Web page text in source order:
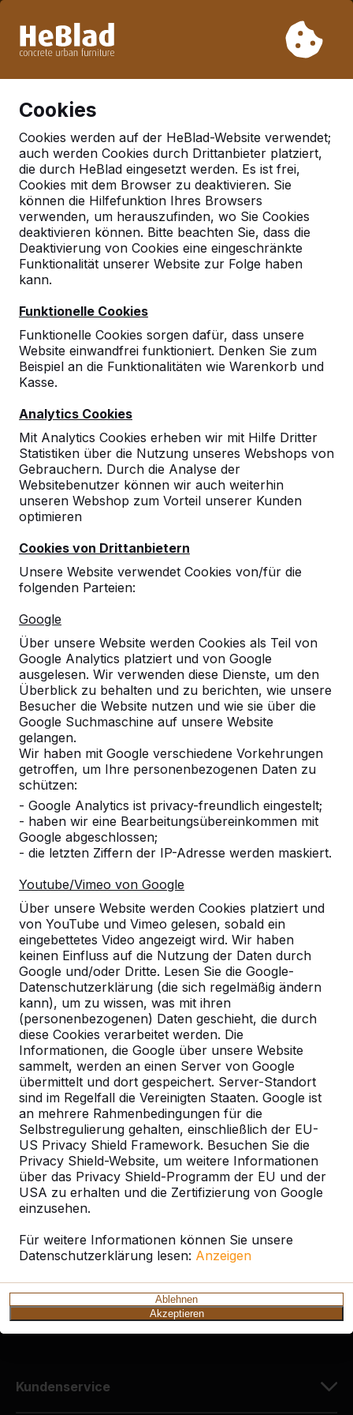
Woche 33 nicht. Bitte berücksichtigen Sie daher längere
Cookies
Cookies werden auf der HeBlad-Website verwendet;
auch werden Cookies durch Drittanbieter platziert,
die durch HeBlad eingesetzt werden. Es ist frei,
Cookies mit dem Browser zu deaktivieren. Sie
können die Hilfefunktion Ihres Browsers
verwenden, um herauszufinden, wo Sie Cookies
deaktivieren können. Bitte beachten Sie, dass die
Deaktivierung von Cookies eine eingeschränkte
Funktionalität unserer Website zur Folge haben
kann.
Funktionelle Cookies
Funktionelle Cookies sorgen dafür, dass unsere
Website einwandfrei funktioniert. Denken Sie zum
Beispiel an die Funktionalitäten wie Warenkorb und
Kasse.
Analytics Cookies
Mit Analytics Cookies erheben wir mit Hilfe Dritter
Statistiken über die Nutzung unseres Webshops von
Gebrauchern. Durch die Analyse der
Websitebenutzer können wir auch weiterhin
unseren Webshop zum Vorteil unserer Kunden
optimieren
Cookies von Drittanbietern
Unsere Website verwendet Cookies von/für die
folgenden Parteien:
Google
Über unsere Website werden Cookies als Teil von
Google Analytics platziert und von Google
ausgelesen. Wir verwenden diese Dienste, um den
Überblick zu behalten und zu berichten, wie unsere
Besucher die Website nutzen und wie sie über die
Google Suchmaschine auf unsere Website
gelangen.
Wir haben mit Google verschiedene Vorkehrungen
getroffen, um Ihre personenbezogenen Daten zu
schützen:
- Google Analytics ist privacy-freundlich eingestelt;
- haben wir eine Bearbeitungsübereinkommen mit
Google abgeschlossen;
- die letzten Ziffern der IP-Adresse werden maskiert.
Youtube/Vimeo von Google
Über unsere Website werden Cookies platziert und
von YouTube und Vimeo gelesen, sobald ein
eingebettetes Video angezeigt wird. Wir haben
keinen Einfluss auf die Nutzung der Daten durch
Google und/oder Dritte. Lesen Sie die Google-
Datenschutzerklärung (die sich regelmäßig ändern
kann), um zu wissen, was mit ihren
(personenbezogenen) Daten geschieht, die durch
diese Cookies verarbeitet werden. Die
Informationen, die Google über unsere Website
sammelt, werden an einen Server von Google
übermittelt und dort gespeichert. Server-Standort
sind im Regelfall die Vereinigten Staaten. Google ist
an mehrere Rahmenbedingungen für die
Selbstregulierung gehalten, einschließlich der EU-
US Privacy Shield Framework. Besuchen Sie die
Privacy Shield-Website, um weitere Informationen
über das Privacy Shield-Programm der EU und der
USA zu erhalten und die Zertifizierung von Google
einzusehen.
Für weitere Informationen können Sie unsere
Datenschutzerklärung lesen: Anzeigen
Ablehnen
Akzeptieren
Deutschland
Referenties in:
Greifenstein beilstein
Geen reviews gevonden voor deze
Referenzen
Unsere Produkte finden Sie in ganz Europa
und darüber hinaus. Sehen Sie hier, wo Sie
ein HeBlad-Produkt in Ihrer Nähe finden.
Produkt
Alles anzeigen
Kategorie
Alles anzeigen
Ort oder Postleitzahl suchen
Zie ook
Greifenstein
Kontakt
HeBlad Deutschland
Diekerstraße 97
42781 Haan
+49 212 934 77 25
info@HeBlad.de
Kundenservice